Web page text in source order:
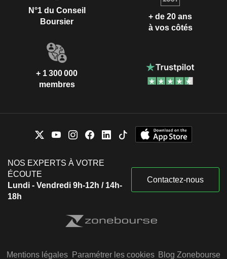
N°1 du Conseil
Boursier
+ de 20 ans
à vos côtés
+ 1 300 000
membres
NOS EXPERTS À VOTRE
ÉCOUTE
Lundi - Vendredi 9h-12h / 14h-
18h
Contactez-nous
Mentions légales Paramétrer les cookies Blog Zonebourse